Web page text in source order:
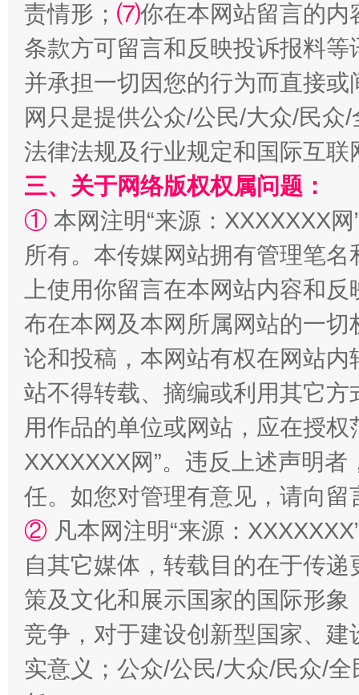
全民健身五年计划来了！等你上场
阿坝州三大球赛在茂县开幕 规模
责情形； ⑺你在本网站留言的内
条款方可留言和反映投诉报料
并承担一切因您的行为而直接
网只是提供公众/公民/大众/民
法律法规及行业规定和国际互
三、关于网络版权权属问题：
① 本网注明“来源：XXXXXXX
所有。本传媒网站拥有管理笔
上使用你留言在本网站内容和
布在本网及本网所属网站的一
论和投稿，本网站有权在网站
站不得转载、摘编或利用其它
用作品的单位或网站，应在授
XXXXXXX网”。违反上述声明
任。如您对管理有意见，请向
② 凡本网注明“来源：
自其它媒体，转载目的在于传
策及文化和展示国家的国际形
竞争，对于建设创新型国家、
实意义；公众/公民/大众/民众/